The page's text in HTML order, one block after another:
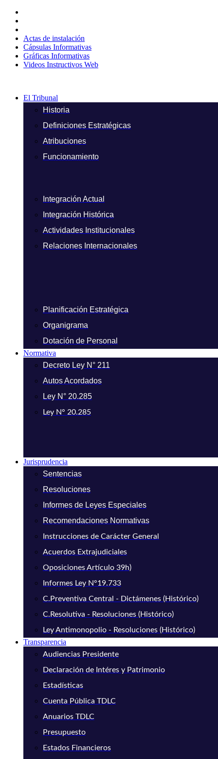
contenido
Actas de instalación
Cápsulas Informativas
Gráficas Informativas
Videos Instructivos Web
El Tribunal
Historia
Definiciones Estratégicas
Atribuciones
Funcionamiento
Integración Actual
Integración Histórica
Actividades Institucionales
Relaciones Internacionales
Planificación Estratégica
Organigrama
Dotación de Personal
Normativa
Decreto Ley N° 211
Autos Acordados
Ley N° 20.285
Ley N° 20.285
Jurisprudencia
Sentencias
Resoluciones
Informes de Leyes Especiales
Recomendaciones Normativas
Instrucciones de Carácter General
Acuerdos Extrajudiciales
Oposiciones Artículo 39h)
Informes Ley N°19.733
C.Preventiva Central - Dictámenes (Histórico)
C.Resolutiva - Resoluciones (Histórico)
Ley Antimonopolio - Resoluciones (Histórico)
Transparencia
Audiencias Presidente
Declaración de Intéres y Patrimonio
Estadísticas
Cuenta Pública TDLC
Anuarios TDLC
Presupuesto
Estados Financieros